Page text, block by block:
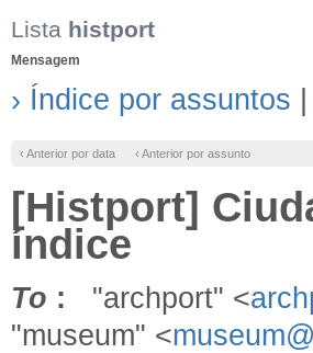
Lista histport
Mensagem
› Índice por assuntos
‹ Anterior por data ‹ Anterior por assunto
[Histport]
índice
To : "archport" <
"museum" <